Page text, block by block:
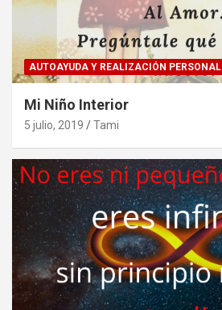
AUTOAYUDA Y REALIZACIÓN PERSONAL
Mi Niño Interior
5 julio, 2019 Tami